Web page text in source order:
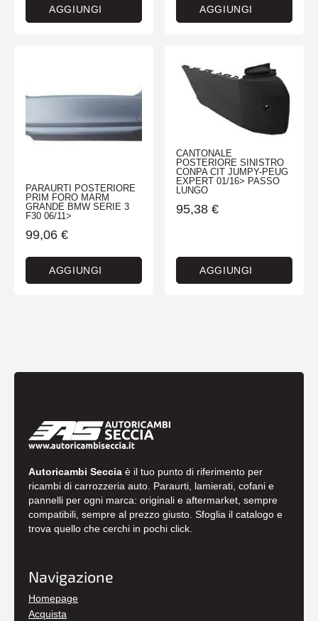
AGGIUNGI AGGIUNGI
PARAURTI POSTERIORE
PRIM FORO MARM
GRANDE BMW SERIE 3
F30 06/11>
99,06 €
AGGIUNGI
CANTONALE
POSTERIORE SINISTRO
CONPA CIT JUMPY-PEUG
EXPERT 01/16> PASSO
LUNGO
95,38 €
AGGIUNGI
Autoricambi Seccia è il tuo punto di riferimento per
ricambi di carrozzeria auto. Paraurti, lamierati, cofani e
pannelli per ogni marca: originali e aftermarket, sempre
compatibili, sempre al prezzo giusto. Sfoglia il catalogo e
trova quello che cerchi in pochi click.
Navigazione
Homepage
Acquista